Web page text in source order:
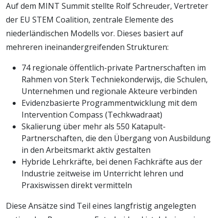
Auf dem MINT Summit stellte Rolf Schreuder, Vertreter
der EU STEM Coalition, zentrale Elemente des
niederländischen Modells vor. Dieses basiert auf
mehreren ineinandergreifenden Strukturen:
74 regionale öffentlich-private Partnerschaften im
Rahmen von Sterk Techniekonderwijs, die Schulen,
Unternehmen und regionale Akteure verbinden
Evidenzbasierte Programmentwicklung mit dem
Intervention Compass (Techkwadraat)
Skalierung über mehr als 550 Katapult-
Partnerschaften, die den Übergang von Ausbildung
in den Arbeitsmarkt aktiv gestalten
Hybride Lehrkräfte, bei denen Fachkräfte aus der
Industrie zeitweise im Unterricht lehren und
Praxiswissen direkt vermitteln
Diese Ansätze sind Teil eines langfristig angelegten